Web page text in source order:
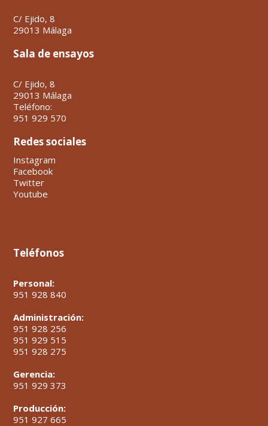
C/ Ejido, 8
29013 Málaga
Sala de ensayos
C/ Ejido, 8
29013 Málaga
Teléfono:
951 929 570
Redes sociales
Instagram
Facebook
Twitter
Youtube
Teléfonos
Personal:
951 928 840
Administración:
951 928 256
951 929 515
951 928 275
Gerencia:
951 929 373
Producción:
951 927 665